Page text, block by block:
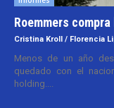
Roemmers
Cristina Kroll / Florencia
Menos de un año
quedado con el
holding....